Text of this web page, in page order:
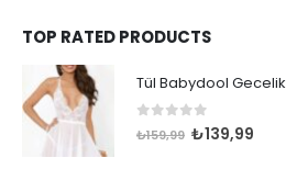
TOP RATED PRODUCTS
Tül Babydool Gecelik
out of 5
₺159,99 Orijinal
₺139,99